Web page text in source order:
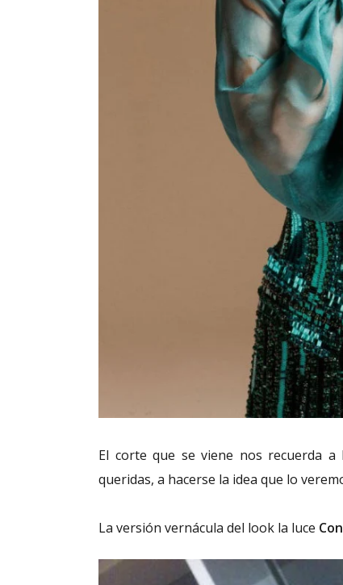
El corte que se viene nos recuerda
queridas, a hacerse la idea que lo
La versión vernácula del look la luce